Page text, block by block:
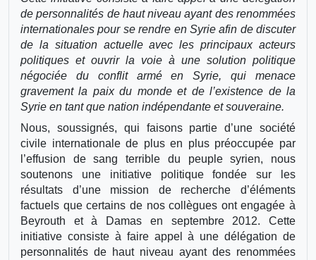
de personnalités de haut niveau ayant des renommées
internationales pour se rendre en Syrie afin de discuter
de la situation actuelle avec les principaux acteurs
politiques et ouvrir la voie à une solution politique
négociée du conflit armé en Syrie, qui menace
gravement la paix du monde et de l’existence de la
Syrie en tant que nation indépendante et souveraine.
Nous, soussignés, qui faisons partie d’une société
civile internationale de plus en plus préoccupée par
l’effusion de sang terrible du peuple syrien, nous
soutenons une initiative politique fondée sur les
résultats d’une mission de recherche d’éléments
factuels que certains de nos collègues ont engagée à
Beyrouth et à Damas en septembre 2012. Cette
initiative consiste à faire appel à une délégation de
personnalités de haut niveau ayant des renommées